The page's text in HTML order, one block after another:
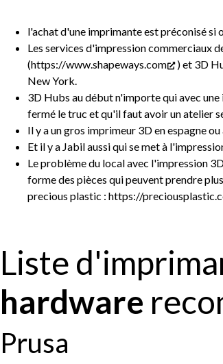
l'achat d'une imprimante est préconisé
Les services d'impression commerciaux
(https://www.shapeways.com ) et 3D
New York.
3D Hubs au début n'importe qui avec
fermé le truc et qu'il faut avoir un atelier
Il y a un gros imprimeur 3D en espagne
Et il y a Jabil aussi qui se met à
Le problème du local avec l'impression
forme des pièces qui peuvent prendre
precious plastic : https://
Liste
hardware
Prusa